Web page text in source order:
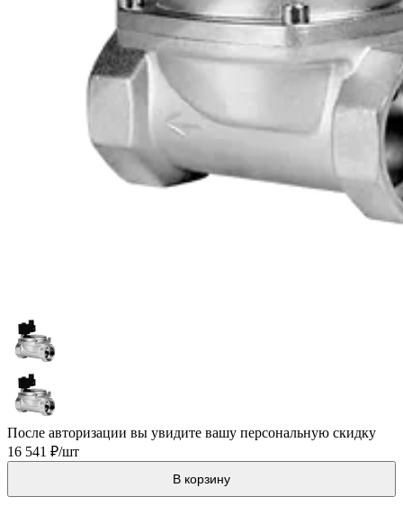
После авторизации вы увидите вашу персональную скидку
16 541 ₽/шт
В корзину